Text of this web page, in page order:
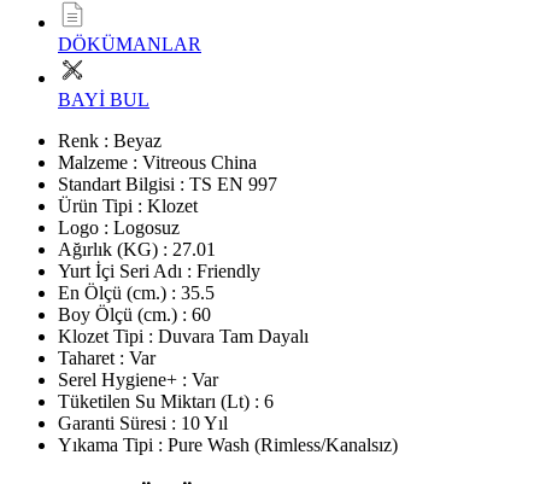
DÖKÜMANLAR
BAYİ BUL
Renk : Beyaz
Malzeme : Vitreous China
Standart Bilgisi : TS EN 997
Ürün Tipi : Klozet
Logo : Logosuz
Ağırlık (KG) : 27.01
Yurt İçi Seri Adı : Friendly
En Ölçü (cm.) : 35.5
Boy Ölçü (cm.) : 60
Klozet Tipi : Duvara Tam Dayalı
Taharet : Var
Serel Hygiene+ : Var
Tüketilen Su Miktarı (Lt) : 6
Garanti Süresi : 10 Yıl
Yıkama Tipi : Pure Wash (Rimless/Kanalsız)